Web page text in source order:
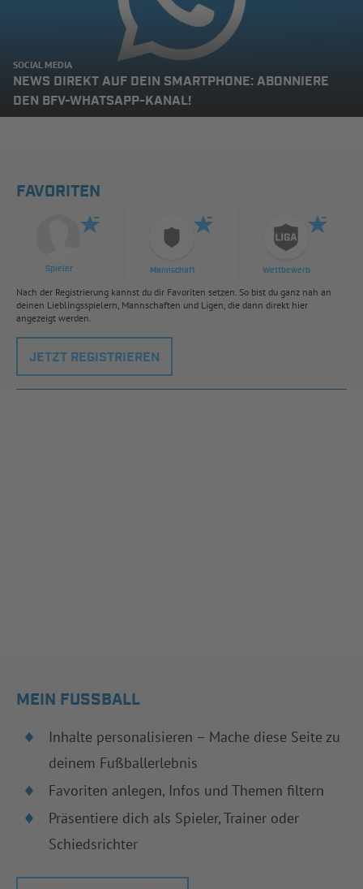
SOCIAL MEDIA
NEWS DIREKT AUF DEIN SMARTPHONE: ABONNIERE
DEN BFV-WHATSAPP-KANAL!
FAVORITEN
Spieler Mannschaft Wettbewerb
Nach der Registrierung kannst du dir Favoriten setzen. So bist du ganz nah an
deinen Lieblingsspielern, Mannschaften und Ligen, die dann direkt hier
angezeigt werden.
JETZT REGISTRIEREN
MEIN FUSSBALL
Inhalte personalisieren – Mache diese Seite zu
deinem Fußballerlebnis
Favoriten anlegen, Infos und Themen filtern
Präsentiere dich als Spieler, Trainer oder
Schiedsrichter